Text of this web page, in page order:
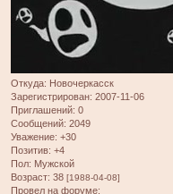
Откуда: Новочеркасск
Зарегистрирован: 2007-11-06
Приглашений: 0
Сообщений: 2049
Уважение: +30
Позитив: +4
Пол: Мужской
Возраст: 38 [1988-04-08]
Провел на форуме: